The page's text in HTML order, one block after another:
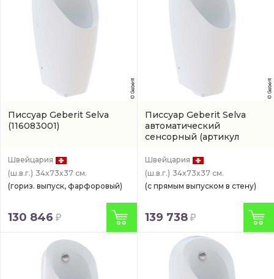
Писсуар Geberit Selva
(116083001)
Швейцария
(ш.в.г.) 34x73x37 см.
(гориз. выпуск, фарфоровый)
130 846
Писсуар Geberit Selva
автоматический
сенсорный (артикул
Швейцария
(ш.в.г.) 34x73x37 см.
(с прямым выпуском в стену)
139 738